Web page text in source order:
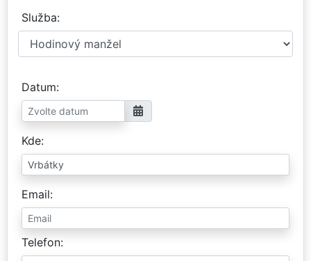
Služba
Datum
Kde
Email
Telefon